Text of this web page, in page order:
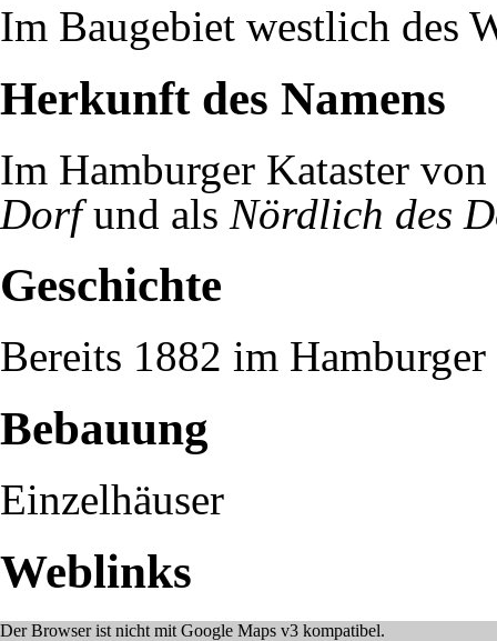
Im Baugebiet westlich des
Herkunft des Namens
Im Hamburger Kataster von
Dorfund als Nördlich des
Geschichte
Bereits 1882 im
Bebauung
Einzelhäuser
Weblinks
Der Browser ist nicht mit Google Maps v3 kompatibel.